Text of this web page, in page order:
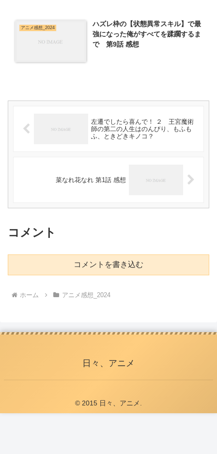
アニメ感想_2024
ハズレ枠の【状態異常スキル】で最
強になった俺がすべてを蹂躙するま
で 第9話 感想
左遷でしたら喜んで！ ２ 王宮魔術
師の第二の人生はのんびり、もふも
ふ、ときどきキノコ？
菜なれ花なれ 第1話 感想
コメント
コメントを書き込む
ホーム アニメ感想_2024
日々、アニメ
© 2015 日々、アニメ.